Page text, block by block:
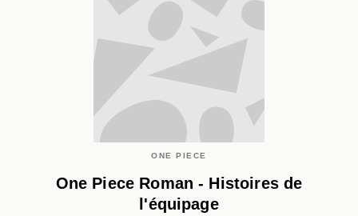
ONE PIECE
One Piece Roman - Histoires de
l'équipage